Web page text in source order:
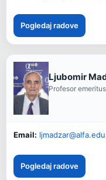
Pogledaj radove
Ljubomir
Profesor emeritus
Email:
Pogledaj radove